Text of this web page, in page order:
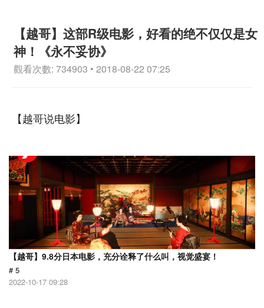
【越哥】这部R级电影，好看的绝不仅仅是女
神！《永不妥协》
觀看次數: 734903 • 2018-08-22 07:25
【越哥说电影】
【越哥】9.8分日本电影，充分诠释了什么叫，视觉盛宴！
# 5
2022-10-17 09:28